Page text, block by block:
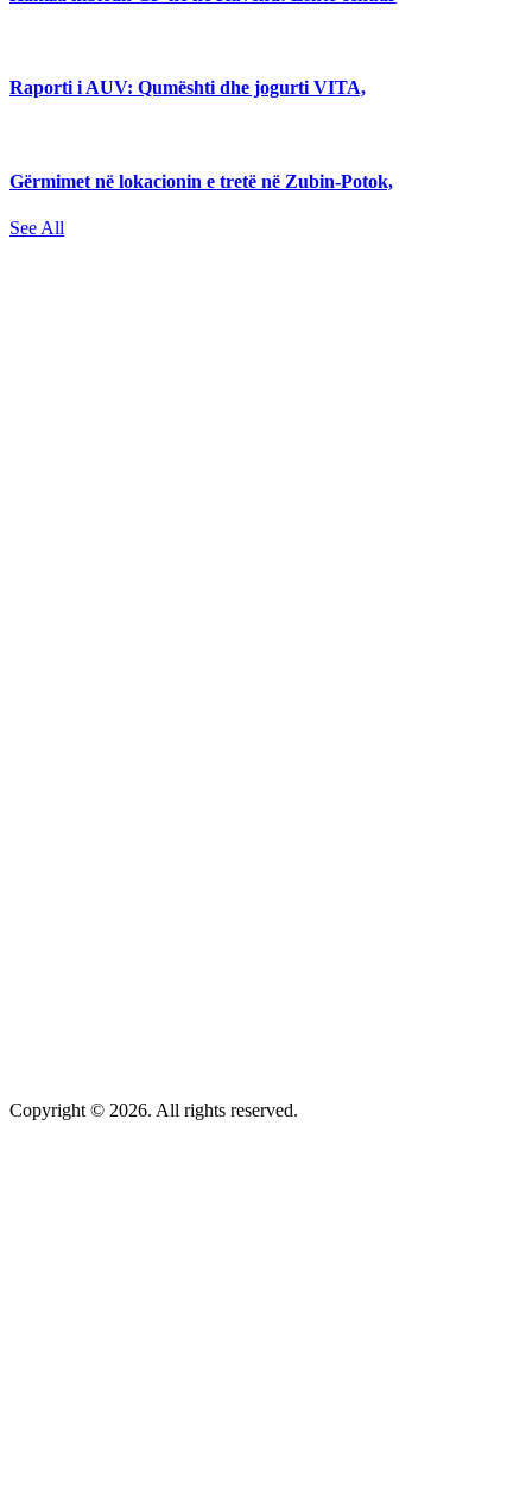
Raporti i AUV: Qumështi dhe jogurti VITA,
Gërmimet në lokacionin e tretë në Zubin-Potok,
See All
Copyright © 2026. All rights reserved.